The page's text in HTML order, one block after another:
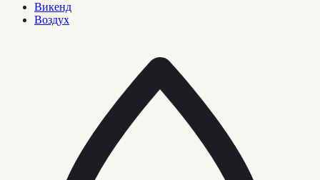
Викенд
Воздух